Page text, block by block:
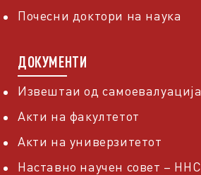
Почесни доктори на наука
ДОКУМЕНТИ
Извештаи од самоевалуација
Акти на факултетот
Акти на универзитетот
Наставно научен совет – ННС